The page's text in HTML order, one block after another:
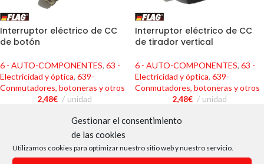
Gestionar el consentimiento
de las cookies
Utilizamos cookies para optimizar nuestro sitio web y nuestro servicio.
Interruptor eléctrico de CC
de botón
6 - AUTO-COMPONENTES, 63 -
Electricidad y óptica, 639-
Conmutadores, botoneras y otros
2,48€ unidad
Interruptor eléctrico de CC
de tirador vertical
6 - AUTO-COMPONENTES, 63 -
Electricidad y óptica, 639-
Conmutadores, botoneras y otros
2,48€ unidad